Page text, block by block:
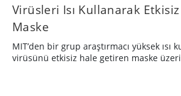
Virüsleri Isı Kullanarak
Maske
MIT’den bir grup araştırmacı yüksek ısı
virüsünü etkisiz hale getiren maske